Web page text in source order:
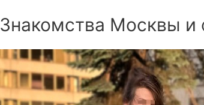
Знакомства Москвы и